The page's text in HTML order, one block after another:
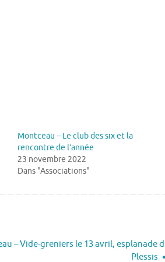
Montceau – Le club des six et la
rencontre de l’année
23 novembre 2022
Dans "Associations"
– Vide-greniers le 13 avril, esplanade
Plessis